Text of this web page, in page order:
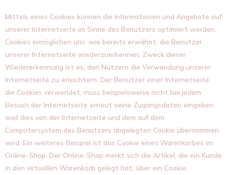
Mittels eines Cookies können die Informationen und Angebote auf
unserer Internetseite im Sinne des Benutzers optimiert werden.
Cookies ermöglichen uns, wie bereits erwähnt, die Benutzer
unserer Internetseite wiederzuerkennen. Zweck dieser
Wiedererkennung ist es, den Nutzern die Verwendung unserer
Internetseite zu erleichtern. Der Benutzer einer Internetseite,
die Cookies verwendet, muss beispielsweise nicht bei jedem
Besuch der Internetseite erneut seine Zugangsdaten eingeben,
weil dies von der Internetseite und dem auf dem
Computersystem des Benutzers abgelegten Cookie übernommen
wird. Ein weiteres Beispiel ist das Cookie eines Warenkorbes im
Online-Shop. Der Online-Shop merkt sich die Artikel, die ein Kunde
in den virtuellen Warenkorb gelegt hat, über ein Cookie.